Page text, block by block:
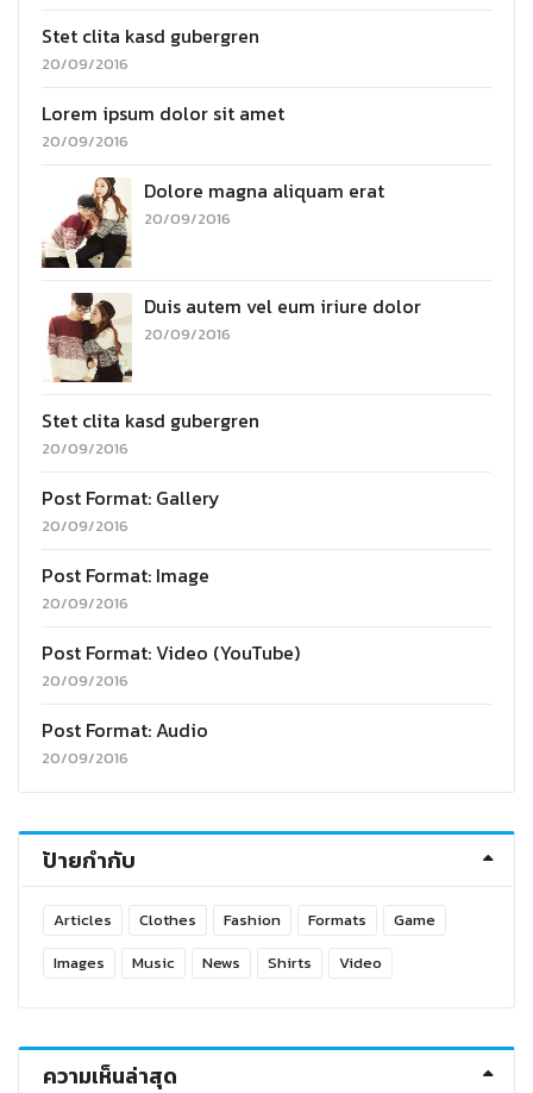
Stet clita kasd gubergren
20/09/2016
Lorem ipsum dolor sit amet
20/09/2016
Dolore magna aliquam erat
20/09/2016
Duis autem vel eum iriure dolor
20/09/2016
Stet clita kasd gubergren
20/09/2016
Post Format: Gallery
20/09/2016
Post Format: Image
20/09/2016
Post Format: Video (YouTube)
20/09/2016
Post Format: Audio
20/09/2016
ป้ายกำกับ
Articles Clothes Fashion Formats
Game
Images
Music News Shirts Video
ความเห็นล่าสุด